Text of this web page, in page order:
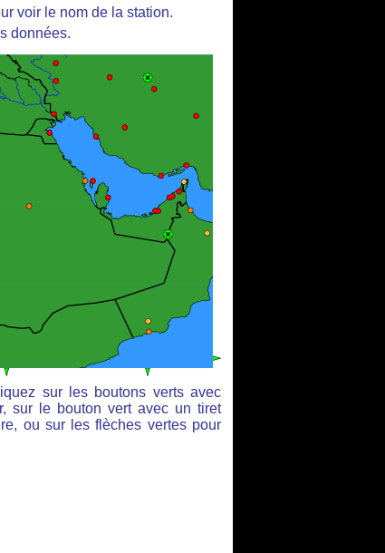
voir le nom de la station.
données.
sur les boutons verts avec
sur le bouton vert avec un tiret
ou sur les flèches vertes pour